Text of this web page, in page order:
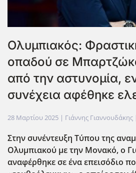
Ολυμπιακός:
οπαδού σε
από την αστυνομία,
συνέχεια αφέθηκε
28 Μαρτίου 2025 | Γιάννης Γιαννουδάκης |
Στην συνέντευξη Τύπου της
Ολυμπιακού με την Μονακό, ο
αναφέρθηκε σε ένα επεισόδιο